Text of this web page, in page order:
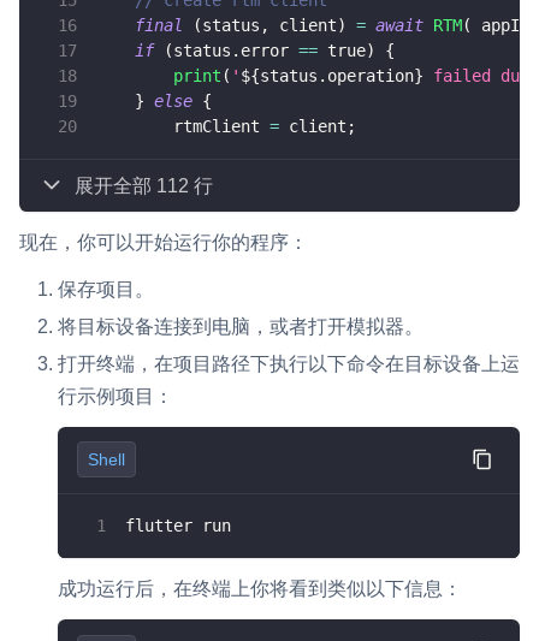
final
(status , client) = await RTM( appId
if
(status . error == true)
{
print ( ' ${status . operation} failed
} else {
        rtmClient
= client ;
展开全部 112 行
现在，你可以开始运行你的程序：
保存项目。
将目标设备连接到电脑，或者打开模拟器。
打开终端，在项目路径下执行以下命令在目标设备上运
行示例项目：
Shell
flutter run
成功运行后，在终端上你将看到类似以下信息：